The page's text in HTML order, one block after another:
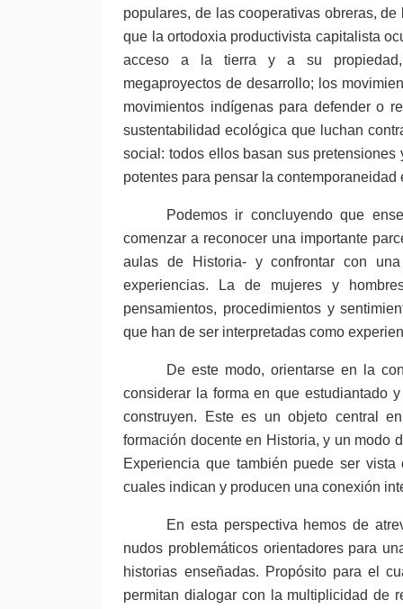
populares, de las cooperativas obreras,
que la ortodoxia productivista capitalista
acceso a la tierra y a su propiedad,
megaproyectos de desarrollo; los
movimientos indígenas para defender o
sustentabilidad ecológica que luchan
social: todos ellos basan sus
potentes para pensar la
Podemos ir concluyendo que
comenzar a reconocer una importante
aulas de Historia- y confrontar con
experiencias. La de mujeres y
pensamientos, procedimientos y
que han de ser interpretadas como
De este modo, orientarse en la
considerar la forma en que estudiantado
construyen. Este es un objeto central
formación docente en Historia, y un modo
Experiencia que también puede ser
cuales indican y producen una conexión
En esta perspectiva hemos de
nudos problemáticos orientadores para
historias enseñadas. Propósito para el
permitan dialogar con la multiplicidad de